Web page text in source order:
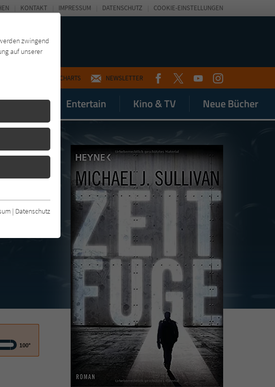
CHARTS NEWSLETTER FACEBOOKTWITTERYOUTUBEINSTAGRAM
Magazin Entertain Kino & TV Neue Bücher
KONTAKT IMPRESSUM DATENSCHUTZ COOKIE-EINSTELLUNGEN
100°
zwingend
auf unserer
zu
| Datenschutz